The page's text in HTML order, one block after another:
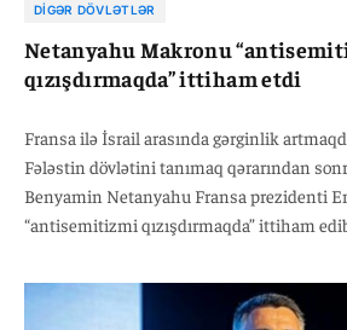
DIGƏR DÖVLƏTLƏR
Netanyahu Makronu
qızışdırmaqda” ittiham etdi
Fransa ilə İsrail arasında gərginlik
Fələstin dövlətini tanımaq qərarından
Benyamin Netanyahu Fransa prezidenti
“antisemitizmi qızışdırmaqda” ittiham
və saxtakar” adlandırıb.